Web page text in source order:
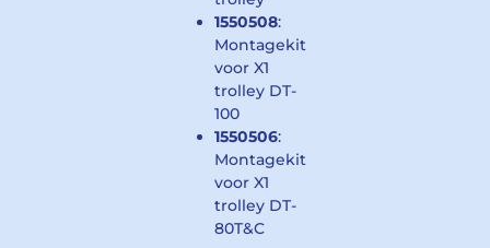
1550508:
Montagekit
voor X1
trolley DT-
100
1550506:
Montagekit
voor X1
trolley DT-
80T&C